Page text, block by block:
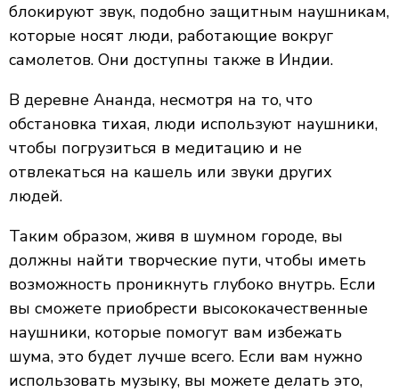
блокируют звук, подобно защитным наушникам,
которые носят люди, работающие вокруг
самолетов. Они доступны также в Индии.
В деревне Ананда, несмотря на то, что
обстановка тихая, люди используют наушники,
чтобы погрузиться в медитацию и не
отвлекаться на кашель или звуки других
людей.
Таким образом, живя в шумном городе, вы
должны найти творческие пути, чтобы иметь
возможность проникнуть глубоко внутрь. Если
вы сможете приобрести высококачественные
наушники, которые помогут вам избежать
шума, это будет лучше всего. Если вам нужно
использовать музыку, вы можете делать это,